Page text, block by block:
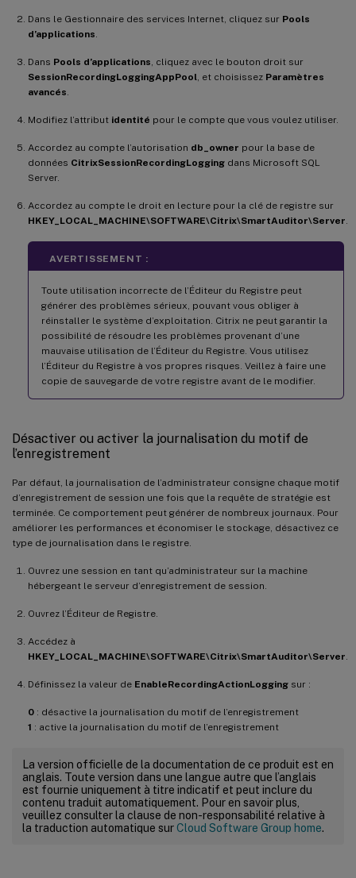
Dans le Gestionnaire des services Internet, cliquez sur Pools
d’applications.
Dans Pools d’applications, cliquez avec le bouton droit sur
SessionRecordingLoggingAppPool, et choisissez Paramètres
avancés.
Modifiez l’attribut identité pour le compte que vous voulez utiliser.
Accordez au compte l’autorisation db_owner pour la base de
données CitrixSessionRecordingLogging dans Microsoft SQL
Server.
Accordez au compte le droit en lecture pour la clé de registre sur
HKEY_LOCAL_MACHINE\SOFTWARE\Citrix\SmartAuditor\Server.
AVERTISSEMENT :
Toute utilisation incorrecte de l’Éditeur du Registre peut
générer des problèmes sérieux, pouvant vous obliger à
réinstaller le système d’exploitation. Citrix ne peut garantir la
possibilité de résoudre les problèmes provenant d’une
mauvaise utilisation de l’Éditeur du Registre. Vous utilisez
l’Éditeur du Registre à vos propres risques. Veillez à faire une
copie de sauvegarde de votre registre avant de le modifier.
Désactiver ou activer la journalisation du motif de
l’enregistrement
Par défaut, la journalisation de l’administrateur consigne chaque motif
d’enregistrement de session une fois que la requête de stratégie est
terminée. Ce comportement peut générer de nombreux journaux. Pour
améliorer les performances et économiser le stockage, désactivez ce
type de journalisation dans le registre.
Ouvrez une session en tant qu’administrateur sur la machine
hébergeant le serveur d’enregistrement de session.
Ouvrez l’Éditeur de Registre.
Accédez à
HKEY_LOCAL_MACHINE\SOFTWARE\Citrix\SmartAuditor\Server.
Définissez la valeur de EnableRecordingActionLogging sur :
0 : désactive la journalisation du motif de l’enregistrement
1 : active la journalisation du motif de l’enregistrement
La version officielle de la documentation de ce produit est en
anglais. Toute version dans une langue autre que l’anglais
est fournie uniquement à titre indicatif et peut inclure du
contenu traduit automatiquement. Pour en savoir plus,
veuillez consulter la clause de non-responsabilité relative à
la traduction automatique surCloud Software Group home.